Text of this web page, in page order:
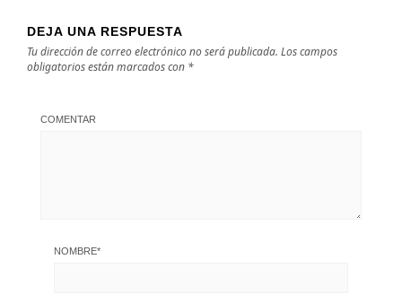
DEJA UNA RESPUESTA
Tu dirección de correo electrónico no será publicada. Los campos
obligatorios están marcados con *
COMENTAR
NOMBRE*